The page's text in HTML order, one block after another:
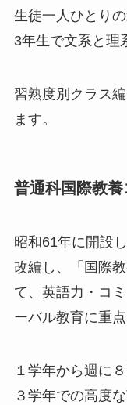
生徒一人ひとり
3年生で文系と理
習熟度別クラス
ます。
普通科国際教養
昭和61年に開設
改編し、「国際
て、英語力・コ
ーバル教育に重
１学年から週に
３学年での高度